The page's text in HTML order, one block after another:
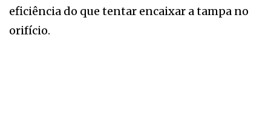
eficiência do que tentar encaixar a tampa no
orifício.